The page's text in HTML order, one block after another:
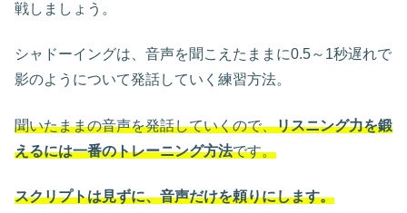
戦しましょう。
シャドーイングは、音声を聞こえたままに0.5～1秒遅れで
影のようについて発話していく練習方法。
聞いたままの音声を発話していくので、リスニング力を鍛
えるには一番のトレーニング方法です。
スクリプトは見ずに、音声だけを頼りにします。